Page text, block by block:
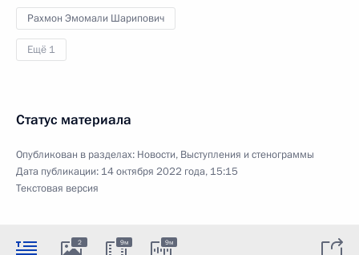
Рахмон Эмомали Шарипович
Ещё 1
Статус материала
Опубликован в разделах: Новости, Выступления и стенограммы
Дата публикации: 14 октября 2022 года, 15:15
Текстовая версия
2 9м 9м